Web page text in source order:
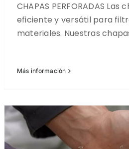
CHAPAS PERFORADAS
eficiente y versátil para
materiales. Nuestras
Más información